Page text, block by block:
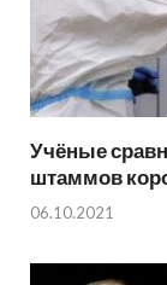
Учёные
штаммов
06.10.2021